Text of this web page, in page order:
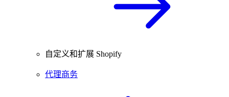
自定义和扩展 Shopify
代理商务